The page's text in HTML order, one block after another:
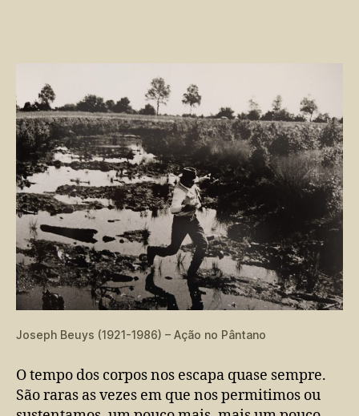
Joseph Beuys (1921-1986) – Ação no Pântano
O tempo dos corpos nos escapa quase sempre.
São raras as vezes em que nos permitimos ou